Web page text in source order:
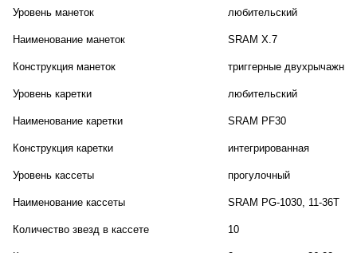
Уровень манеток любительский
Наименование манеток SRAM X.7
Конструкция манеток триггерные двухрычажные
Уровень каретки любительский
Наименование каретки SRAM PF30
Конструкция каретки интегрированная
Уровень кассеты прогулочный
Наименование кассеты SRAM PG-1030, 11-36T
Количество звезд в кассете 10